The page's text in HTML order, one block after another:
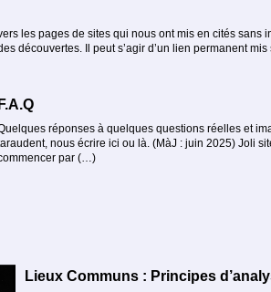
les pages de sites qui nous ont mis en cités
découvertes. Il peut s’agir d’un lien permanent
F.A.Q
réponses à quelques questions réelles et
nous écrire ici ou là. (MàJ : juin 2025) Joli
par (…)
Lieux Communs : Principes